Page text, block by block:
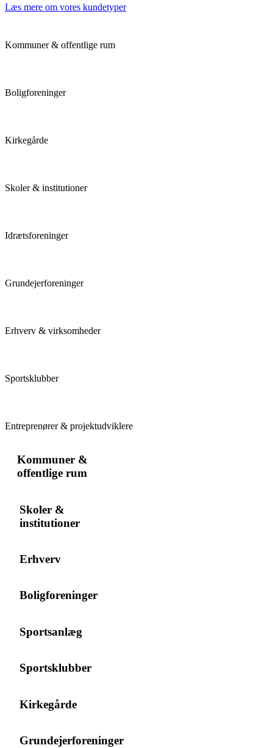
Læs mere om vores kundetyper
Kommuner & offentlige rum
Boligforeninger
Kirkegårde
Skoler & institutioner
Idrætsforeninger
Grundejerforeninger
Erhverv & virksomheder
Sportsklubber
Entreprenører & projektudviklere
Kommuner &
offentlige rum
Skoler &
institutioner
Erhverv
Boligforeninger
Sportsanlæg
Sportsklubber
Kirkegårde
Grundejerforeninger